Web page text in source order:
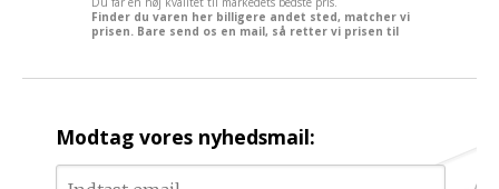
Finder du varen her billigere andet sted, matcher vi
prisen. Bare send os en mail, så retter vi prisen til
Modtag vores nyhedsmail: